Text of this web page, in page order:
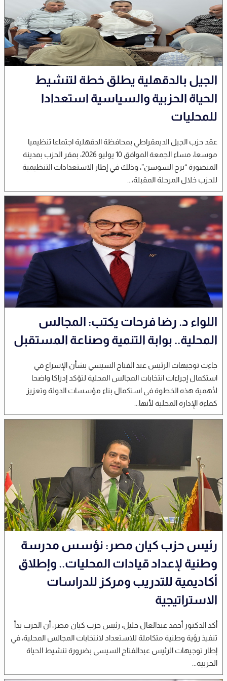
الجيل بالدقهلية يطلق خطة لتنشيط
الحياة الحزبية والسياسية استعدادا
للمحليات
عقد حزب الجيل الديمقراطي بمحافظة الدقهلية اجتماعا تنظيميا
موسعا، مساء الجمعة الموافق 10 يوليو 2026، بمقر الحزب بمدينة
المنصورة “برج السوسن”، وذلك في إطار الاستعدادات التنظيمية
للحزب خلال المرحلة المقبلة،...
اللواء د. رضا فرحات يكتب: المجالس
المحلية.. بوابة التنمية وصناعة المستقبل
جاءت توجيهات الرئيس عبد الفتاح السيسي بشأن الإسراع في
استكمال إجراءات انتخابات المجالس المحلية لتؤكد إدراكا واضحا
لأهمية هذه الخطوة في استكمال بناء مؤسسات الدولة وتعزيز
كفاءة الإدارة المحلية لأنها...
رئيس حزب كيان مصر: نؤسس مدرسة
وطنية لإعداد قيادات المحليات.. وإطلاق
أكاديمية للتدريب ومركز للدراسات
الاستراتيجية
أكد الدكتور أحمد عبدالعال خليل، رئيس حزب كيان مصر، أن الحزب بدأ
تنفيذ رؤية وطنية متكاملة للاستعداد لانتخابات المجالس المحلية، في
إطار توجيهات الرئيس عبدالفتاح السيسي بضرورة تنشيط الحياة
الحزبية...